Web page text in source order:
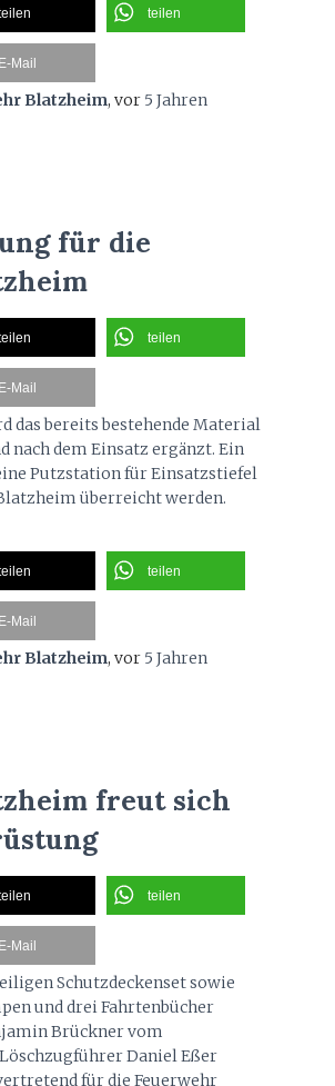
teilen
E-Mail
Blatzheim, vor 5 Jahren
für die
teilen
E-Mail
das bereits bestehende Material
nach dem Einsatz ergänzt. Ein
Putzstation für Einsatzstiefel
überreicht werden.
teilen
E-Mail
Blatzheim, vor 5 Jahren
freut sich
teilen
E-Mail
Schutzdeckenset sowie
und drei Fahrtenbücher
Brückner vom
Daniel Eßer
für die Feuerwehr